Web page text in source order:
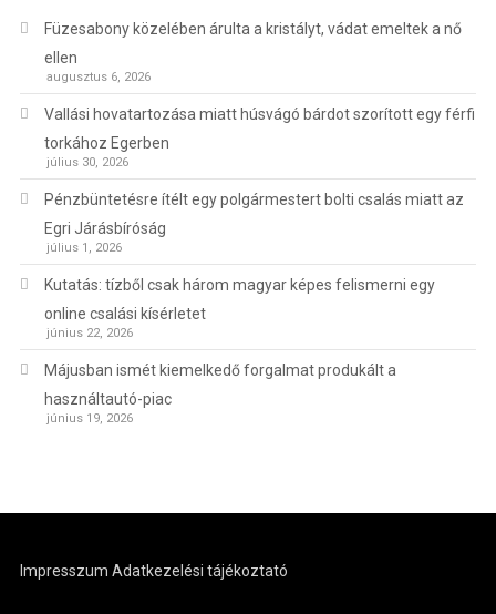
Füzesabony közelében árulta a kristályt, vádat emeltek a nő
ellen
augusztus 6, 2026
Vallási hovatartozása miatt húsvágó bárdot szorított egy férfi
torkához Egerben
július 30, 2026
Pénzbüntetésre ítélt egy polgármestert bolti csalás miatt az
Egri Járásbíróság
július 1, 2026
Kutatás: tízből csak három magyar képes felismerni egy
online csalási kísérletet
június 22, 2026
Májusban ismét kiemelkedő forgalmat produkált a
használtautó-piac
június 19, 2026
Impresszum Adatkezelési tájékoztató